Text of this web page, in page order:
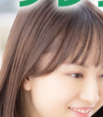
今後も悪質性の高い事案が、弊
警察からの捜査協力依頼には全
申込者本人に犯罪の認識がなく
任を負う事になります。
ご自身が加害者にならないため